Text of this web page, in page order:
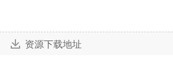
资源下载地址